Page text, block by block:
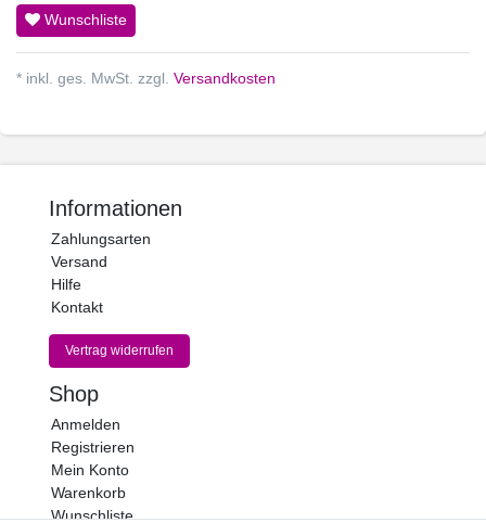
Wunschliste
* inkl. ges. MwSt. zzgl. Versandkosten
Informationen
Zahlungsarten
Versand
Hilfe
Kontakt
Vertrag widerrufen
Shop
Anmelden
Registrieren
Mein Konto
Warenkorb
Wunschliste